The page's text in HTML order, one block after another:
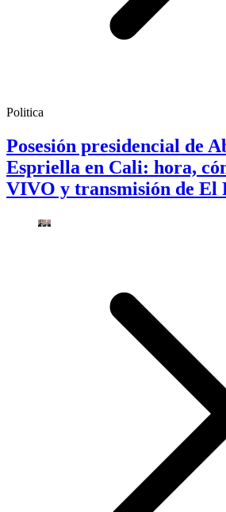
Politica
Posesión presidencial de
Espriella en Cali: hora,
VIVO y transmisión de El